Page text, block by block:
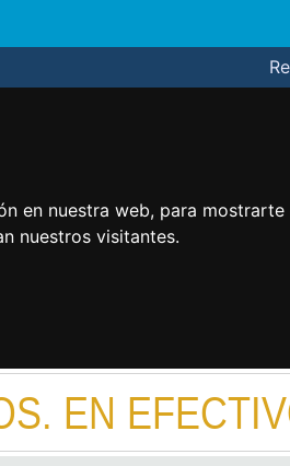
en nuestra web, para
nuestros visitantes.
EN